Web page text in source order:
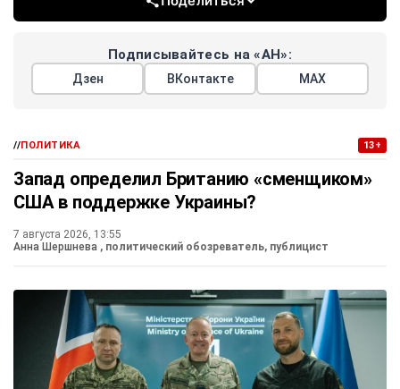
Подписывайтесь на «АН»:
Дзен ВКонтакте МАХ
//ПОЛИТИКА 13+
Запад определил Британию «сменщиком»
США в поддержке Украины?
7 августа 2026, 13:55
Анна Шершнева , политический обозреватель, публицист